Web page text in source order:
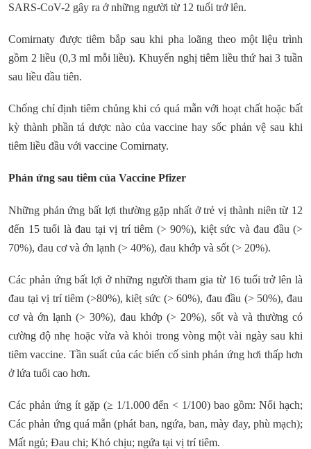
SARS-CoV-2 gây ra ở những người từ 12 tuổi trở lên.
Comirnaty được tiêm bắp sau khi pha loãng theo một liệu trình
gồm 2 liều (0,3 ml mỗi liều). Khuyến nghị tiêm liều thứ hai 3 tuần
sau liều đầu tiên.
Chống chỉ định tiêm chủng khi có quá mẫn với hoạt chất hoặc bất
kỳ thành phần tá dược nào của vaccine hay sốc phản vệ sau khi
tiêm liều đầu với vaccine Comirnaty.
Phản ứng sau tiêm của Vaccine Pfizer
Những phản ứng bất lợi thường gặp nhất ở trẻ vị thành niên từ 12
đến 15 tuổi là đau tại vị trí tiêm (> 90%), kiệt sức và đau đầu (>
70%), đau cơ và ớn lạnh (> 40%), đau khớp và sốt (> 20%).
Các phản ứng bất lợi ở những người tham gia từ 16 tuổi trở lên là
đau tại vị trí tiêm (>80%), kiêṭ sức (> 60%), đau đầu (> 50%), đau
cơ và ớn lạnh (> 30%), đau khớp (> 20%), sốt và và thường có
cường độ nhẹ hoặc vừa và khỏi trong vòng một vài ngày sau khi
tiêm vaccine. Tần suất của các biến cố sinh phản ứng hơi thấp hơn
ở lứa tuổi cao hơn.
Các phản ứng ít gặp (≥ 1/1.000 đến < 1/100) bao gồm: Nổi hạch;
Các phản ứng quá mẫn (phát ban, ngứa, ban, mày đay, phù mạch);
Mất ngủ; Đau chi; Khó chịu; ngứa tại vị trí tiêm.